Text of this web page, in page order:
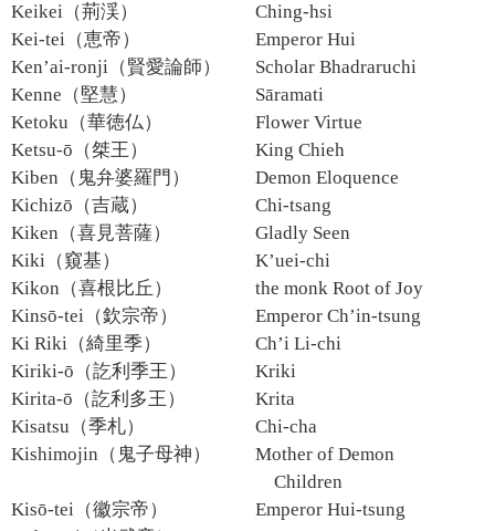
Keikei（荊渓）
Ching-hsi
Kei-tei（恵帝）
Emperor Hui
Ken’ai-ronji（賢愛論師）
Scholar Bhadraruchi
Kenne（堅慧）
Sāramati
Ketoku（華徳仏）
Flower Virtue
Ketsu-ō（桀王）
King Chieh
Kiben（鬼弁婆羅門）
Demon Eloquence
Kichizō（吉蔵）
Chi-tsang
Kiken（喜見菩薩）
Gladly Seen
Kiki（窺基）
K’uei-chi
Kikon（喜根比丘）
the monk Root of Joy
Kinsō-tei（欽宗帝）
Emperor Ch’in-tsung
Ki Riki（綺里季）
Ch’i Li-chi
Kiriki-ō（訖利季王）
Kriki
Kirita-ō（訖利多王）
Krita
Kisatsu（季札）
Chi-cha
Kishimojin（鬼子母神）
Mother of Demon
Children
Kisō-tei（徽宗帝）
Emperor Hui-tsung